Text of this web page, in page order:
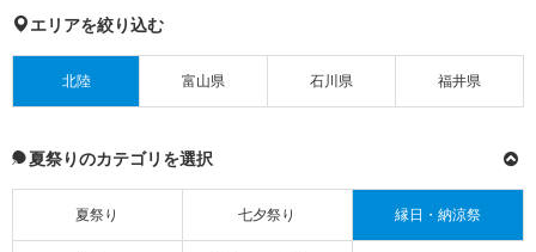
エリアを絞り込む
北陸 富山県 石川県 福井県
夏祭りのカテゴリを選択
夏祭り 七夕祭り 縁日・納涼祭